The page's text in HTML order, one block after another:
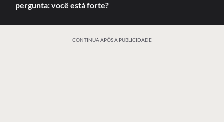
pergunta: você está forte?
CONTINUA APÓS A PUBLICIDADE